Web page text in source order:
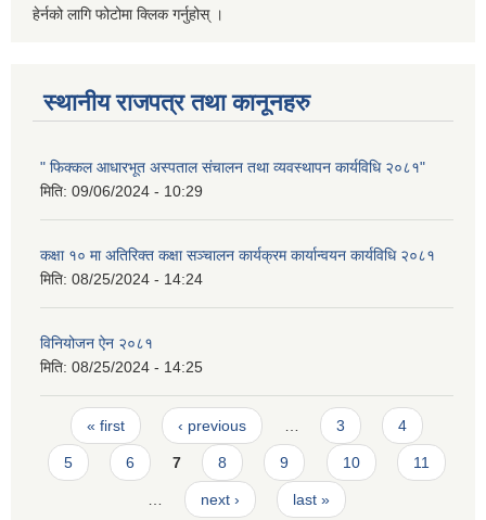
हेर्नको लागि फोटोमा क्लिक गर्नुहोस् ।
स्थानीय राजपत्र तथा कानूनहरु
" फिक्कल आधारभूत अस्पताल संचालन तथा व्यवस्थापन कार्यविधि २०८१"
मिति: 09/06/2024 - 10:29
कक्षा १० मा अतिरिक्त कक्षा‌ सञ्चालन कार्यक्रम कार्यान्वयन कार्यविधि २०८१
मिति: 08/25/2024 - 14:24
विनियोजन ऐन २०८१
मिति: 08/25/2024 - 14:25
Pages
« first ‹ previous … 3 4
5 6 7 8 9 10 11
… next › last »